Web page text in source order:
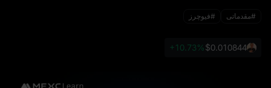
#مقدماتی #فیوچرز
4
$0.01084
+10.73%